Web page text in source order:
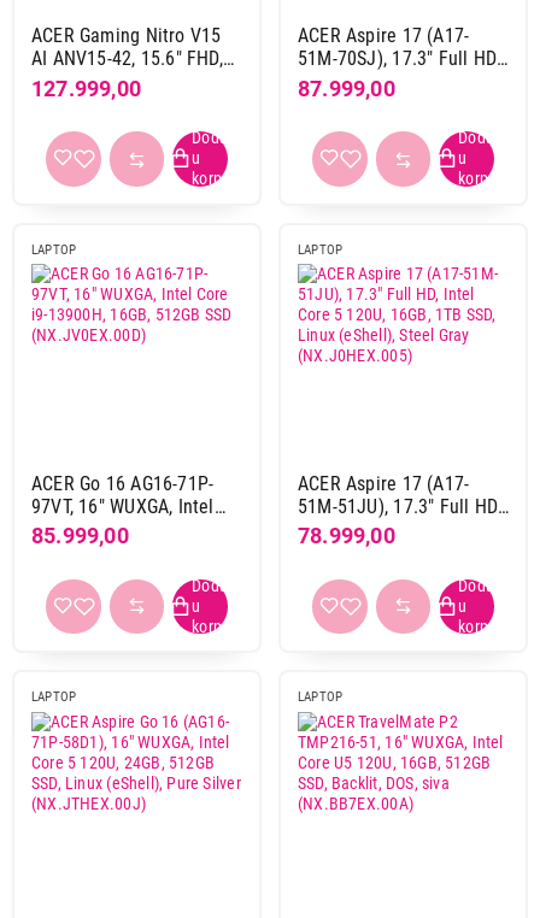
ACER Gaming Nitro V15
AI ANV15-42, 15.6" FHD,
AMD Ryzen 5 7640HS,
16GB, 512GB SSD,
RTX4050, backlit, EN, DOS,
crna
127.999,00
ACER Aspire 17 (A17-
51M-70SJ), 17.3" Full HD,
Intel Core i7-13620H, 16
GB, 1TB SSD, Linux
(eShell), Steel Gray
(NX.JHEEX.004)
87.999,00
LAPTOP
ACER Go 16 AG16-71P-
97VT, 16" WUXGA, Intel
Core i9-13900H, 16GB,
512GB SSD
(NX.JV0EX.00D)
85.999,00
LAPTOP
ACER Aspire 17 (A17-
51M-51JU), 17.3" Full HD,
Intel Core 5 120U, 16GB,
1TB SSD, Linux (eShell),
Steel Gray
(NX.J0HEX.005)
78.999,00
LAPTOP LAPTOP
LAPTOPOVI
ACER AG15-42P-R9QM, 15,6", AMD R5
5625U, 32GB, 512GB
Ukupno u korpi: